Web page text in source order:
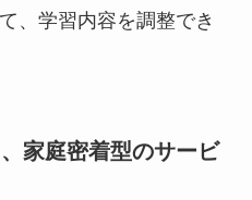
、学習内容を調整でき
家庭密着型のサービ